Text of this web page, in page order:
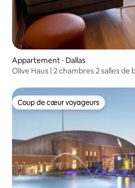
Appartement ⋅ Dallas
Olive Haus | 2 chambres 2 salles de
Coup de cœur voyageurs
Coup de cœur voyageurs